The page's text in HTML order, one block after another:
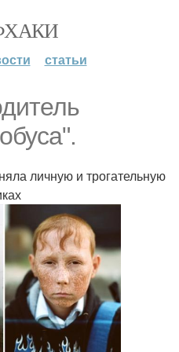
статьи
личную и трогательную